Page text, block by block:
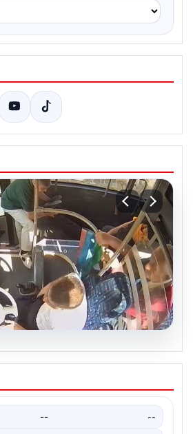
Yolcuyu Şoför
Yönlendirdi
ilginç ve dikkat çekici…
-- --